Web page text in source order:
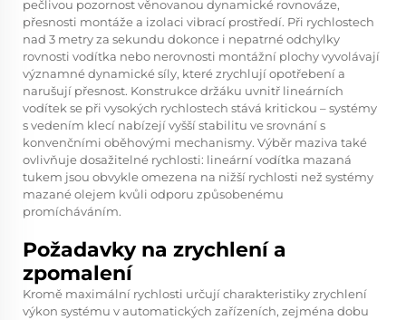
pečlivou pozornost věnovanou dynamické rovnováze,
přesnosti montáže a izolaci vibrací prostředí. Při rychlostech
nad 3 metry za sekundu dokonce i nepatrné odchylky
rovnosti vodítka nebo nerovnosti montážní plochy vyvolávají
významné dynamické síly, které zrychlují opotřebení a
narušují přesnost. Konstrukce držáku uvnitř lineárních
vodítek se při vysokých rychlostech stává kritickou – systémy
s vedením klecí nabízejí vyšší stabilitu ve srovnání s
konvenčními oběhovými mechanismy. Výběr maziva také
ovlivňuje dosažitelné rychlosti: lineární vodítka mazaná
tukem jsou obvykle omezena na nižší rychlosti než systémy
mazané olejem kvůli odporu způsobenému
promícháváním.
Požadavky na zrychlení a
zpomalení
Kromě maximální rychlosti určují charakteristiky zrychlení
výkon systému v automatických zařízeních, zejména dobu